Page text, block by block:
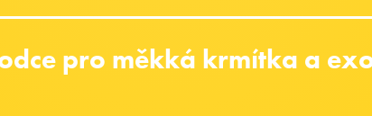
pro měkká krmítka a